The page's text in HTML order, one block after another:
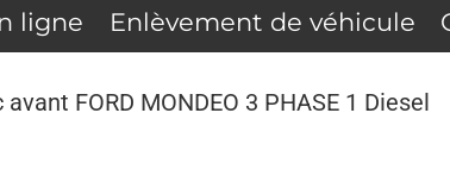
ligne Enlèvement de véhicule
FORD MONDEO 3 PHASE 1 Diesel